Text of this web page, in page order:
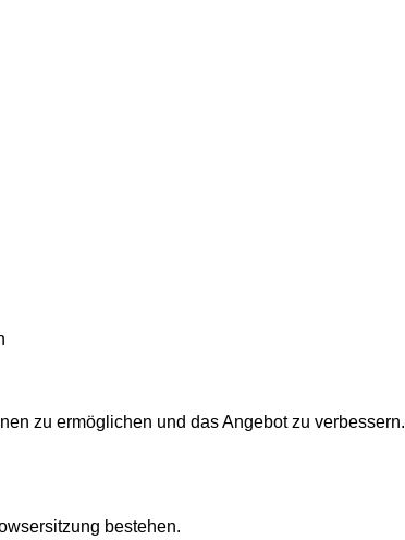
zu ermöglichen und das Angebot zu verbessern.
bestehen.